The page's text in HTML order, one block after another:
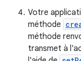
Votre
méthode
méthode
transmet à